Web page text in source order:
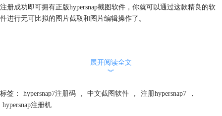
注册成功即可拥有正版hypersnap截图软件，你就可以通过这款精良的软
件进行无可比拟的图片截取和图片编辑操作了。
展开阅读全文
︾
标签： hypersnap7注册码 ， 中文截图软件 ， 注册hypersnap7
，
hypersnap注册机